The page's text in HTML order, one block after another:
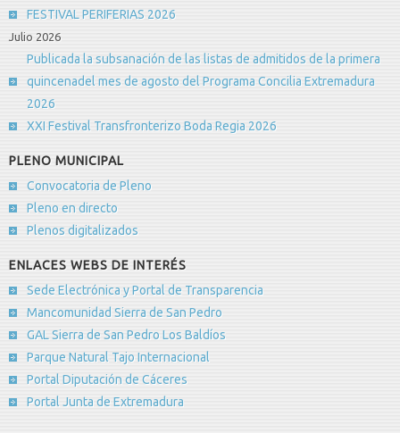
FESTIVAL PERIFERIAS 2026
Julio 2026
Publicada la subsanación de las listas de admitidos de la primera
quincenadel mes de agosto del Programa Concilia Extremadura
2026
XXI Festival Transfronterizo Boda Regia 2026
PLENO MUNICIPAL
Convocatoria de Pleno
Pleno en directo
Plenos digitalizados
ENLACES WEBS DE INTERÉS
Sede Electrónica y Portal de Transparencia
Mancomunidad Sierra de San Pedro
GAL Sierra de San Pedro Los Baldíos
Parque Natural Tajo Internacional
Portal Diputación de Cáceres
Portal Junta de Extremadura